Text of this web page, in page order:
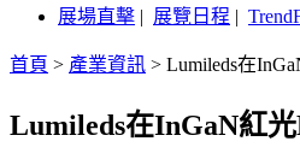
展場直擊 | 展覽日程 |
首頁 > 產業資訊 > Lumileds在
Lumileds在InGaN紅